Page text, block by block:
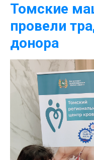
Томские
провели
донора